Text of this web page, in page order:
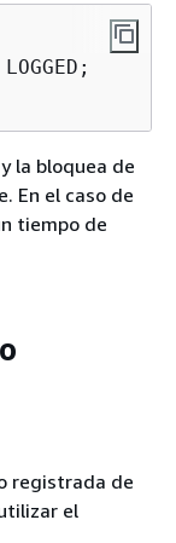
la bloquea de
En el caso de
tiempo de
registrada de
el